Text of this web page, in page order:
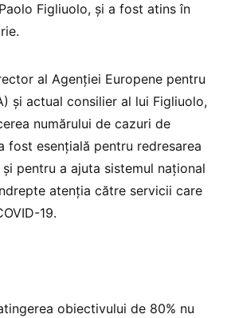
Figliuolo, şi a fost atins în
al Agenţiei Europene pentru
şi actual consilier al lui Figliuolo,
numărului de cazuri de
fost esenţială pentru redresarea
pentru a ajuta sistemul naţional
atenţia către servicii care
19.
obiectivului de 80% nu